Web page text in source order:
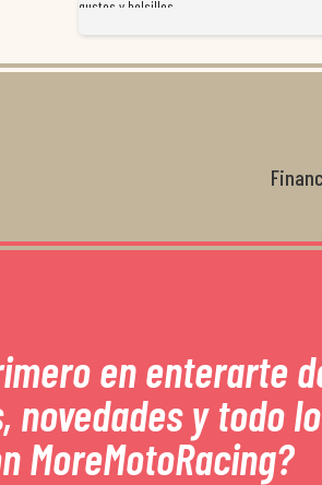
gustos y bolsillos
en enterarte
y todo lo
MoreMotoRacing?